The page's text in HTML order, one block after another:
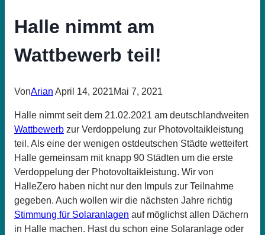
Halle nimmt am
Wattbewerb teil!
VonArian April 14, 2021Mai 7, 2021
Halle nimmt seit dem 21.02.2021 am deutschlandweiten
Wattbewerb zur Verdoppelung zur Photovoltaikleistung
teil. Als eine der wenigen ostdeutschen Städte wetteifert
Halle gemeinsam mit knapp 90 Städten um die erste
Verdoppelung der Photovoltaikleistung. Wir von
HalleZero haben nicht nur den Impuls zur Teilnahme
gegeben. Auch wollen wir die nächsten Jahre richtig
Stimmung für Solaranlagen auf möglichst allen Dächern
in Halle machen. Hast du schon eine Solaranlage oder